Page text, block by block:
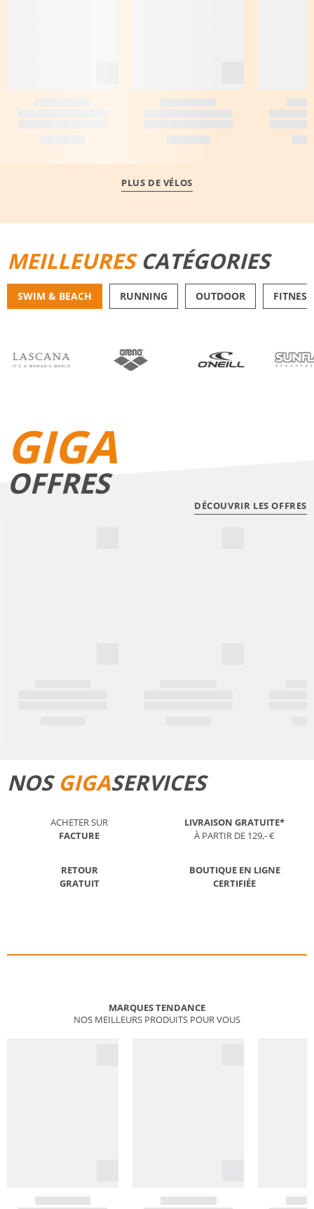
PLUS DE VÉLOS
MEILLEURESCATÉGORIES
SWIM & BEACH RUNNING OUTDOOR FITNESS
GIGA
OFFRES
DÉCOUVRIR LES OFFRES
NOS GIGASERVICES
ACHETER SUR
FACTURE
LIVRAISON GRATUITE*
À PARTIR DE 129,- €
RETOUR
GRATUIT
BOUTIQUE EN LIGNE
CERTIFIÉE
MARQUES TENDANCE
NOS MEILLEURS PRODUITS POUR VOUS